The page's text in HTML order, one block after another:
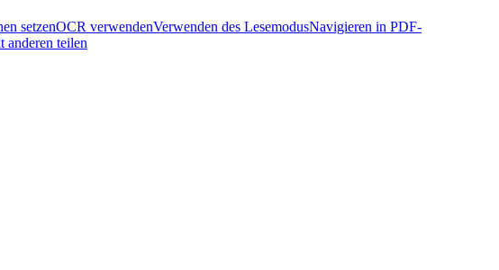
setzenOCR verwendenVerwenden des LesemodusNavigieren in PDF-
anderen teilen